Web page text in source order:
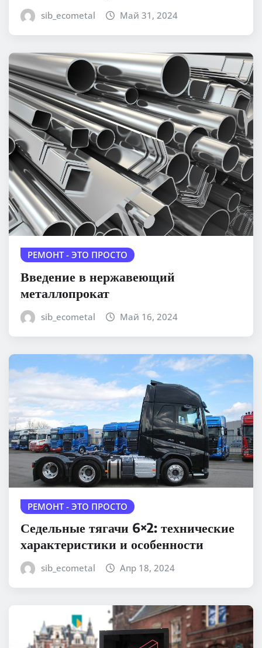
sib_ecometal Май 31, 2024
РЕМОНТ - ЭТО ПРОСТО
Введение в нержавеющий
металлопрокат
sib_ecometal Май 16, 2024
РЕМОНТ - ЭТО ПРОСТО
Седельные тягачи 6×2: технические
характеристики и особенности
sib_ecometal Апр 18, 2024